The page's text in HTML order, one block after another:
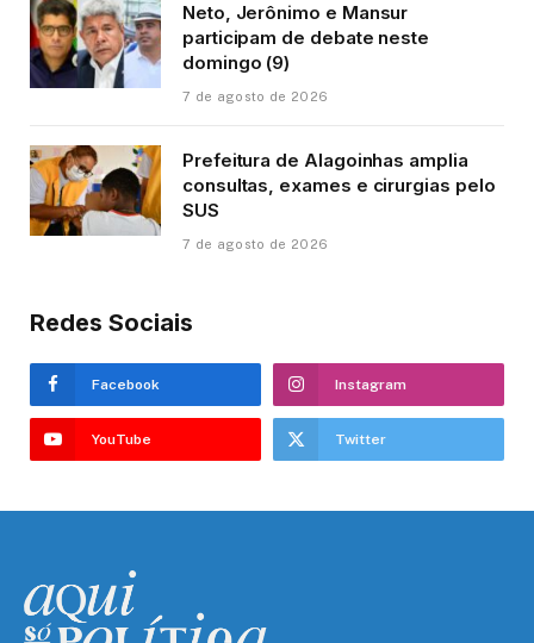
Neto, Jerônimo e Mansur
participam de debate neste
domingo (9)
7 de agosto de 2026
Prefeitura de Alagoinhas amplia
consultas, exames e cirurgias pelo
SUS
7 de agosto de 2026
Redes Sociais
Facebook Instagram
YouTube Twitter